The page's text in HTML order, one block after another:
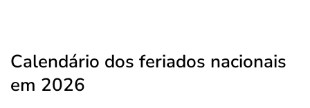
Calendário dos feriados nacionais
em 2026